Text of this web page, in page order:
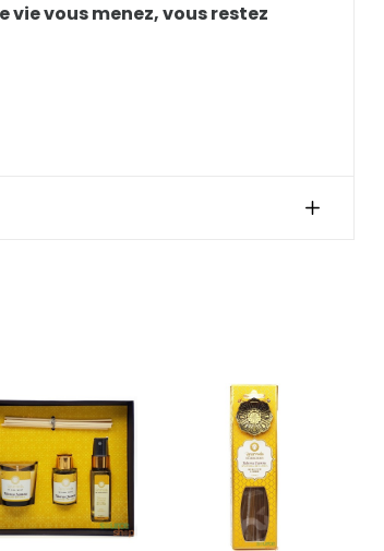
vous menez, vous restez